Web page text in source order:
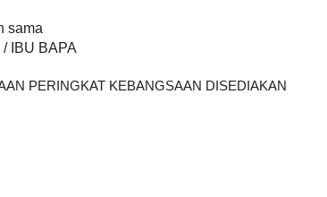
sama
IBU BAPA
PERINGKAT KEBANGSAAN DISEDIAKAN